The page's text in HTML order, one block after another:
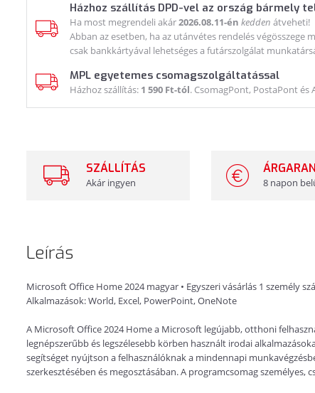
Házhoz szállítás DPD-vel az ország bármely
Ha most megrendeli akár2026.08.11-én kedden átveheti!
Abban az esetben, ha az utánvétes rendelés végösszege
csak bankkártyával lehetséges a futárszolgálat
MPL egyetemes csomagszolgáltatással
Házhoz szállítás: 1 590 Ft-tól. CsomagPont, PostaPont és
SZÁLLÍTÁS
Akár ingyen 8 napon
Leírás
Microsoft Office Home 2024 magyar • Egyszeri vásárlás 1 személy
Alkalmazások: World, Excel, PowerPoint, OneNote
A Microsoft Office 2024 Home a Microsoft legújabb, otthoni
legnépszerűbb és legszélesebb körben használt irodai
segítséget nyújtson a felhasználóknak a mindennapi
szerkesztésében és megosztásában. A programcsomag személyes,